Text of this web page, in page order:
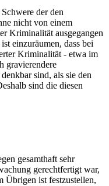
der den
nicht von einem
Kriminalität ausgegangen
einzuräumen, dass bei
Kriminalität - etwa im
gravierendere
sind, als sie den
sind die diesen
gesamthaft sehr
gerechtfertigt war,
Übrigen ist festzustellen,